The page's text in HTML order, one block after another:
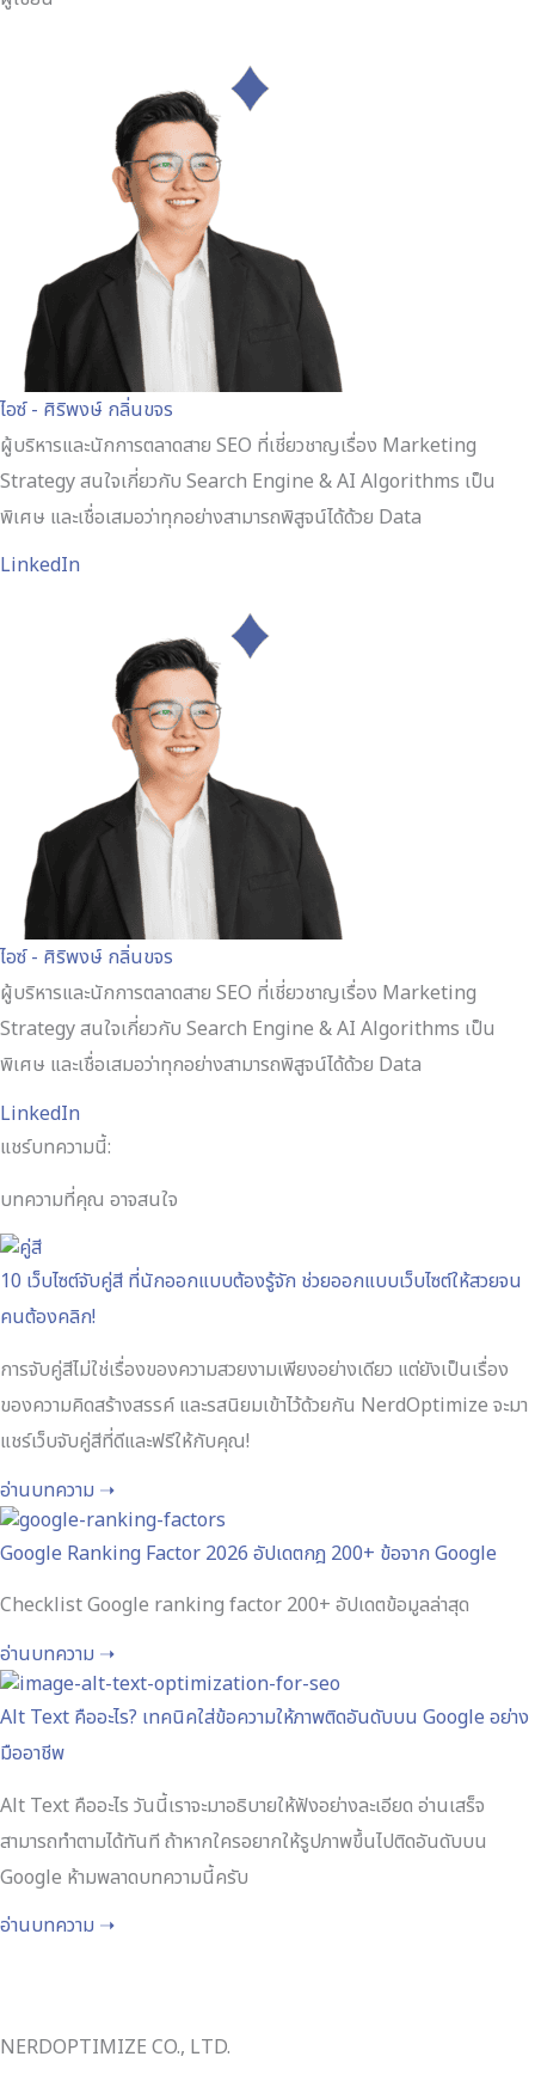
ไอซ์ - ศิริพงษ์ กลิ่นขจร
ผู้บริหารและนักการตลาดสาย SEO ที่เชี่ยวชาญเรื่อง Marketing
Strategy สนใจเกี่ยวกับ Search Engine & AI Algorithms เป็น
พิเศษ และเชื่อเสมอว่าทุกอย่างสามารถพิสูจน์ได้ด้วย Data
LinkedIn
ไอซ์ - ศิริพงษ์ กลิ่นขจร
ผู้บริหารและนักการตลาดสาย SEO ที่เชี่ยวชาญเรื่อง Marketing
Strategy สนใจเกี่ยวกับ Search Engine & AI Algorithms เป็น
พิเศษ และเชื่อเสมอว่าทุกอย่างสามารถพิสูจน์ได้ด้วย Data
LinkedIn
แชร์บทความนี้:
บทความที่คุณ อาจสนใจ
10 เว็บไซต์จับคู่สี ที่นักออกแบบต้องรู้จัก ช่วยออกแบบเว็บไซต์ให้สวยจน
คนต้องคลิก!
การจับคู่สีไม่ใช่เรื่องของความสวยงามเพียงอย่างเดียว แต่ยังเป็นเรื่อง
ของความคิดสร้างสรรค์ และรสนิยมเข้าไว้ด้วยกัน NerdOptimize จะมา
แชร์เว็บจับคู่สีที่ดีและฟรีให้กับคุณ!
อ่านบทความ ➝
Google Ranking Factor 2026 อัปเดตกฎ 200+ ข้อจาก Google
Checklist Google ranking factor 200+ อัปเดตข้อมูลล่าสุด
อ่านบทความ ➝
Alt Text คืออะไร? เทคนิคใส่ข้อความให้ภาพติดอันดับบน Google อย่าง
มืออาชีพ
Alt Text คืออะไร วันนี้เราจะมาอธิบายให้ฟังอย่างละเอียด อ่านเสร็จ
สามารถทำตามได้ทันที ถ้าหากใครอยากให้รูปภาพขึ้นไปติดอันดับบน
Google ห้ามพลาดบทความนี้ครับ
อ่านบทความ ➝
NERDOPTIMIZE CO., LTD.